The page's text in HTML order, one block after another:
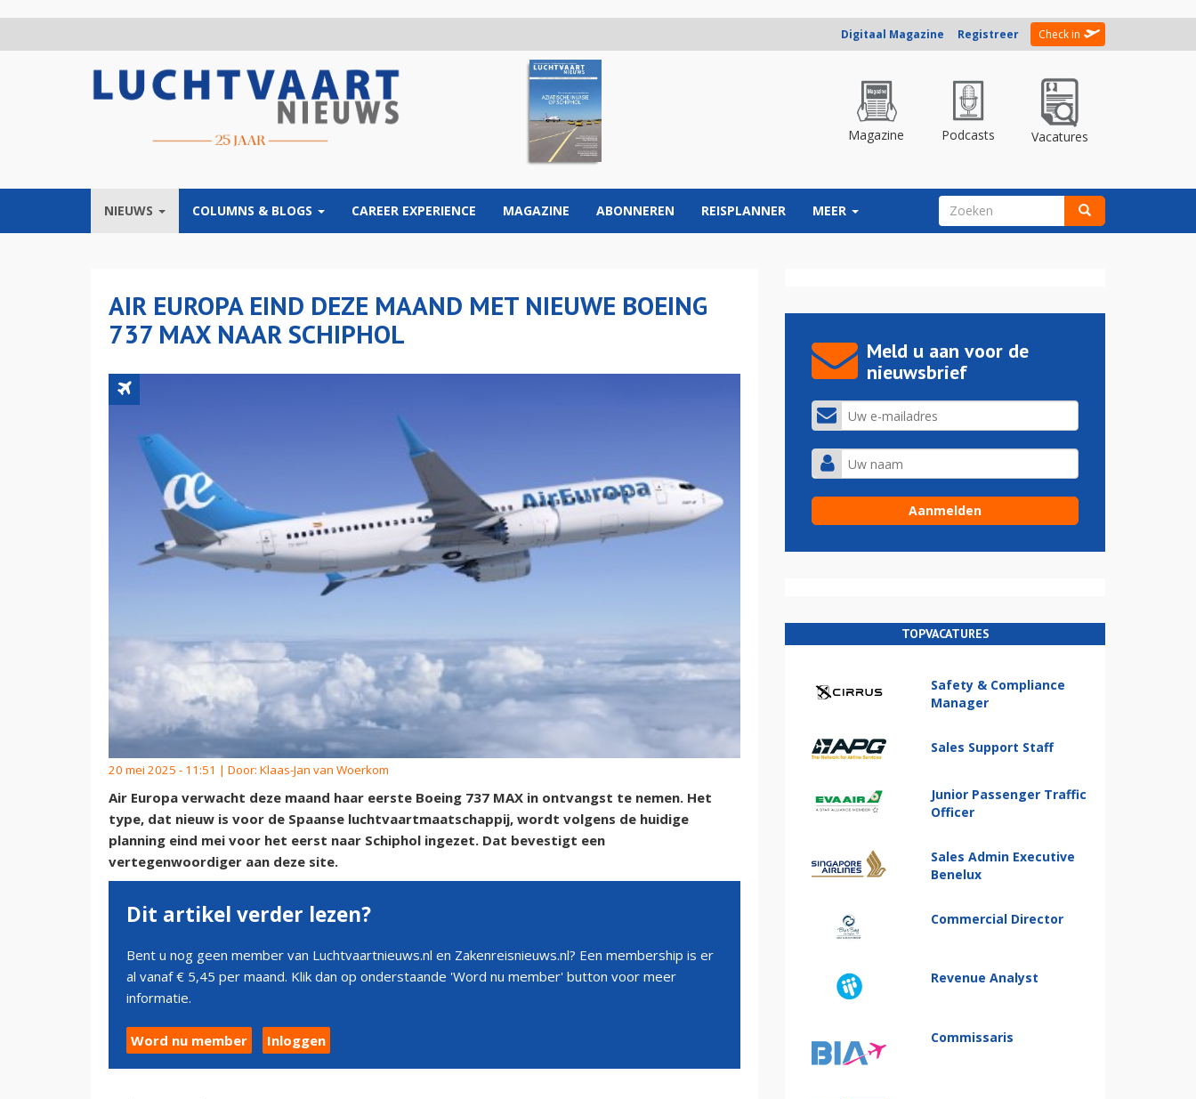
Digitaal Magazine Registreer Check in
Magazine Podcasts Vacatures
NIEUWS COLUMNS & BLOGS CAREER EXPERIENCE MAGAZINE ABONNEREN REISPLANNER MEER ZOEKVELD
AIR EUROPA EIND DEZE MAAND MET NIEUWE BOEING
737 MAX NAAR SCHIPHOL
20 mei 2025 - 11:51 | Door: Klaas-Jan van Woerkom
Air Europa verwacht deze maand haar eerste Boeing 737 MAX in ontvangst te nemen. Het
type, dat nieuw is voor de Spaanse luchtvaartmaatschappij, wordt volgens de huidige
planning eind mei voor het eerst naar Schiphol ingezet. Dat bevestigt een
vertegenwoordiger aan deze site.
Dit artikel verder lezen?
Bent u nog geen member van Luchtvaartnieuws.nl en Zakenreisnieuws.nl? Een membership is er
al vanaf € 5,45 per maand. Klik dan op onderstaande 'Word nu member' button voor meer
informatie.
Word nu member Inloggen
Meld u aan voor de
nieuwsbrief
TOPVACATURES
Safety & Compliance
Manager
Sales Support Staff
Junior Passenger Traffic
Officer
Sales Admin Executive
Benelux
Commercial Director
Revenue Analyst
Commissaris